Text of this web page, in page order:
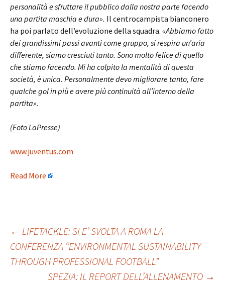
personalità e sfruttare il pubblico dalla nostra parte facendo
una partita maschia e dura». Il centrocampista bianconero
ha poi parlato dell’evoluzione della squadra. «Abbiamo fatto
dei grandissimi passi avanti come gruppo, si respira un’aria
differente, siamo cresciuti tanto. Sono molto felice di quello
che stiamo facendo. Mi ha colpito la mentalità di questa
società, è unica. Personalmente devo migliorare tanto, fare
qualche gol in più e avere più continuità all’interno della
partita».
(Foto LaPresse)
www.juventus.com
Read More
Post
navigation
← LIFETACKLE: SI E’ SVOLTA A ROMA LA
CONFERENZA “ENVIRONMENTAL SUSTAINABILITY
THROUGH PROFESSIONAL FOOTBALL”
SPEZIA: IL REPORT DELL’ALLENAMENTO →